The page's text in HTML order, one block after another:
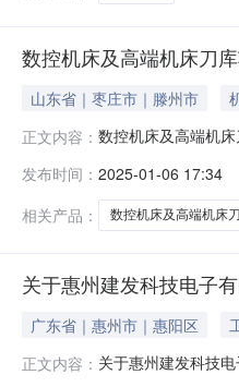
数控机床及高端机床刀
山东省｜枣庄市｜滕州市
正文内容： 数控机床及高端机
合规划要求，西干
发布时间： 2025-01-06 17:34
相关产品：
数控机床及高端机床
关于惠州建发科技电子
广东省｜惠州市｜惠阳区
正文内容： 关于惠州建发科技